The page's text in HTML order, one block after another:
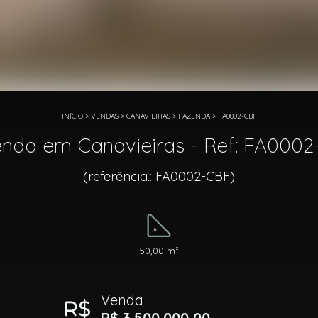
INÍCIO> VENDAS> CANAVIEIRAS> FAZENDA> FA0002-CBF
em Canavieiras - Ref:
(referência.: FA0002-CBF)
50,00 m²
Venda